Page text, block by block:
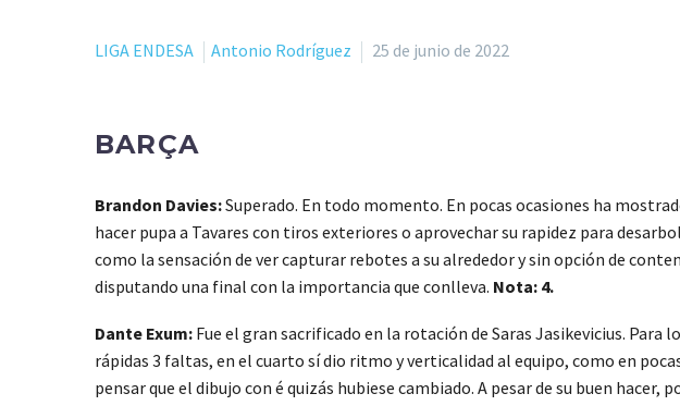
LIGA ENDESA Antonio Rodríguez 25 de junio de 2022
BARÇA
Brandon Davies:Superado. En todo momento. En pocas ocasiones ha
hacer pupa a Tavares con tiros exteriores o aprovechar su rapidez para
como la sensación de ver capturar rebotes a su alrededor y sin opción de
disputando una final con la importancia que conlleva. Nota: 4.
Dante Exum: Fue el gran sacrificado en la rotación de Saras Jasikevicius.
rápidas 3 faltas, en el cuarto sí dio ritmo y verticalidad al equipo, como en
pensar que el dibujo con é quizás hubiese cambiado. A pesar de su buen